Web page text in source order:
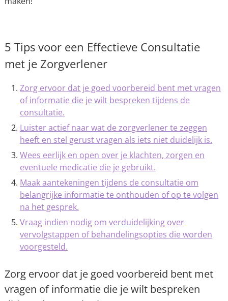
5 Tips voor een Effectieve Consultatie
met je Zorgverlener
Zorg ervoor dat je goed voorbereid bent met vragen
of informatie die je wilt bespreken tijdens de
consultatie.
Luister actief naar wat de zorgverlener te zeggen
heeft en stel gerust vragen als iets niet duidelijk is.
Wees eerlijk en open over je klachten, zorgen en
eventuele medicatie die je gebruikt.
Maak aantekeningen tijdens de consultatie om
belangrijke informatie te onthouden of op te volgen
na het gesprek.
Vraag indien nodig om verduidelijking over
vervolgstappen of behandelingsopties die worden
voorgesteld.
Zorg ervoor dat je goed voorbereid bent met
vragen of informatie die je wilt bespreken